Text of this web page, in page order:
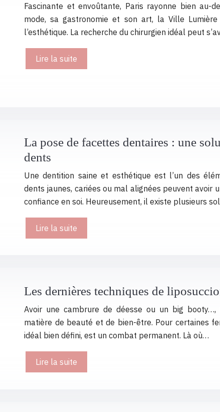
Fascinante et envoûtante, Paris rayonne bien au-
mode, sa gastronomie et son art, la Ville
l’esthétique. La recherche du chirurgien idéal peut
Lire la suite
La pose de facettes dentaires : une
dents
Une dentition saine et esthétique est l’un des
dents jaunes, cariées ou mal alignées peuvent avoir
confiance en soi. Heureusement, il existe plusieurs
Lire la suite
Les dernières techniques de
Avoir une cambrure de déesse ou un big
matière de beauté et de bien-être. Pour certaines
idéal bien défini, est un combat permanent. Là où…
Lire la suite